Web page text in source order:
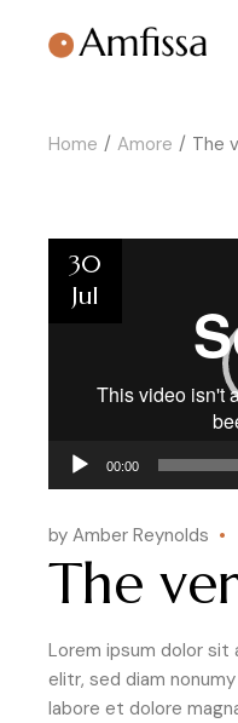
Home Amore The
30
Jul
Video
Player
00:00
by Amber Reynolds
The
Lorem ipsum dolor
elitr, sed diam
labore et dolore